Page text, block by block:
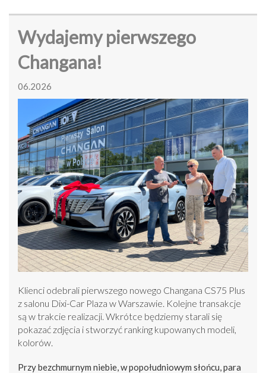
Wydajemy pierwszego
Changana!
06.2026
Klienci odebrali pierwszego nowego Changana CS75 Plus
z salonu Dixi-Car Plaza w Warszawie. Kolejne transakcje
są w trakcie realizacji. Wkrótce będziemy starali się
pokazać zdjęcia i stworzyć ranking kupowanych modeli,
kolorów.
Przy bezchmurnym niebie, w popołudniowym słońcu, para